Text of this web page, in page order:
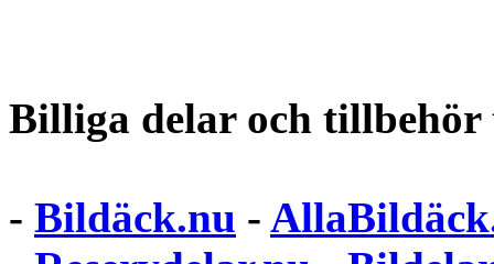
Billiga delar och
- Bildäck.nu -